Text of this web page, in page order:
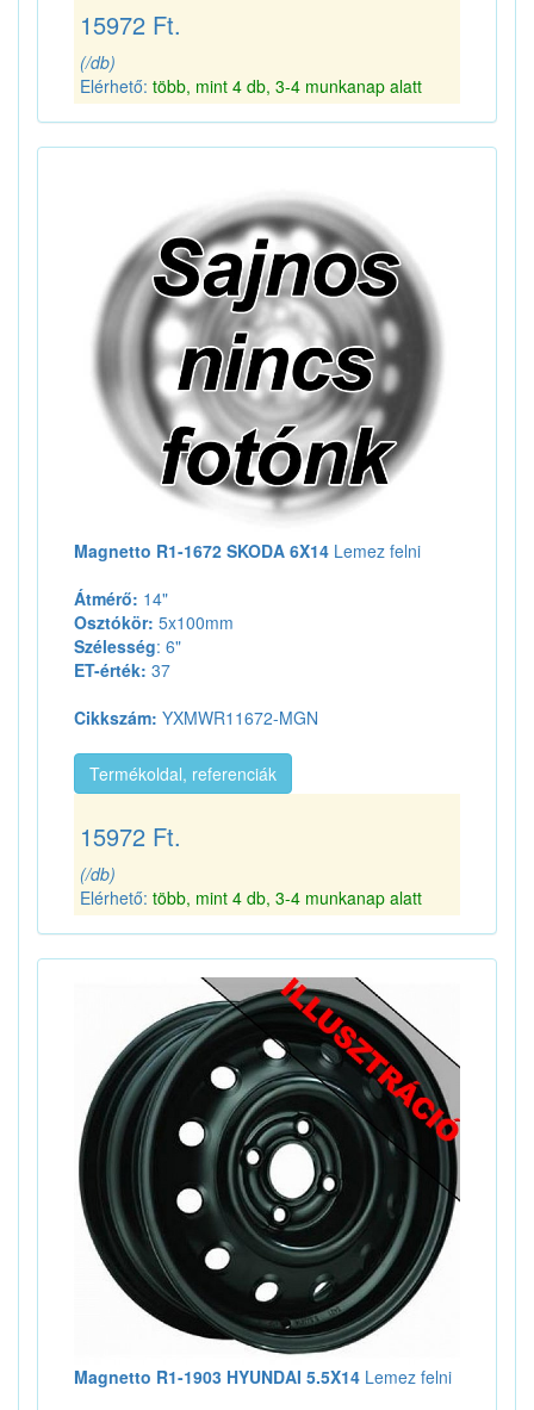
15972 Ft.
(/db)
Elérhető: több, mint 4 db, 3-4 munkanap alatt
Magnetto R1-1672 SKODA 6X14 Lemez felni
Átmérő: 14"
Osztókör: 5x100mm
Szélesség: 6"
ET-érték: 37
Cikkszám: YXMWR11672-MGN
Termékoldal, referenciák
15972 Ft.
(/db)
Elérhető: több, mint 4 db, 3-4 munkanap alatt
Magnetto R1-1903 HYUNDAI 5.5X14 Lemez felni